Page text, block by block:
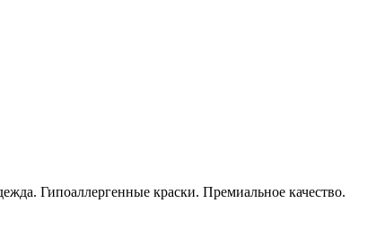
Гипоаллергенные краски. Премиальное качество.